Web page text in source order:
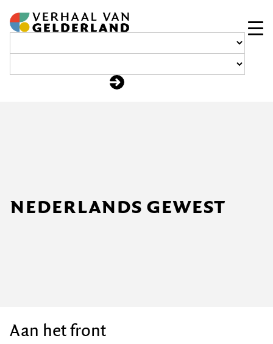
naar
de
inhoud
nederlands gewest
Aan het front